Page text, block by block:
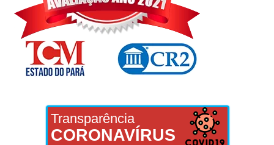
Transparência
CORONAVÍRUS